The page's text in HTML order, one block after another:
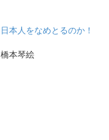
日本人をなめとるのか！
橋本琴絵